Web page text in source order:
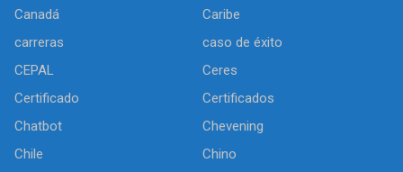
Canadá
Caribe
carreras
caso de éxito
CEPAL
Ceres
Certificado
Certificados
Chatbot
Chevening
Chile
Chino